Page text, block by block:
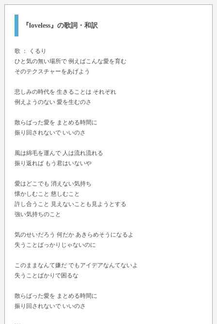
『loveless』の歌詞・和訳
歌 ：
くるり
ひと気の無い場所で 例えばこんな愛を育む
そのテクスチャーをあげよう
悲しみの時代を 生きることは それぞれ
例えようのない 愛を生むのさ
散らばった愛を まとめる時間に
振り回されないで いいのさ
風は綿毛を運んで 人は流れ流れる
振り返れば もう君はいないや
愛はどこでも 消えない気持ち
懐かしむこと 慈しむこと
許し合うこと 見えないことも見ようとする
強い気持ちのこと
気のせいだろう 何だか あきらめそうになるよ
失うことばっかりじゃないのに
このままなんて嫌だ でもアイデアなんてないよ
失うことばかりで困るな
散らばった愛を まとめる時間に
振り回されないで いいのさ